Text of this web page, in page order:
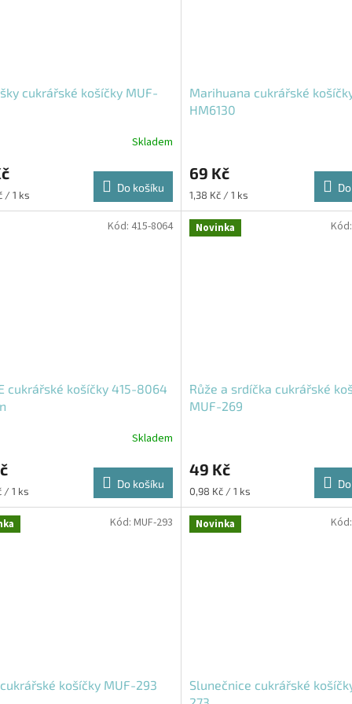
cukrářské košíčky MUF-
Skladem
/ 1 ks
Do košíku
Marihuana cukrářské
HM6130
69 Kč
Měrná
1,38 Kč / 1 ks
cukrářské košíčky 415-8064
Skladem
/ 1 ks
Do košíku
Kód: 415-8064 Novinka
Růže a srdíčka cukrářské
MUF-269
49 Kč
Měrná
0,98 Kč / 1 ks
Kód:
košíčky MUF-293
Kód: MUF-293 Novinka
Slunečnice cukrářské
Kód: